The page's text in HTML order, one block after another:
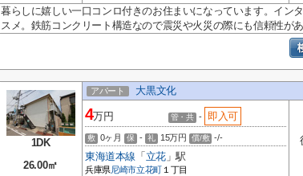
暮らしに嬉しい一口コンロ付きのお住まいになっています。イン
スメ。鉄筋コンクリート構造なので震災や火災の際にも信頼性が
1DK
26.00㎡
アパート 大黒文化
4万円 管・共 - 即入可
敷 0ヶ月 保 - 礼 15万円 償/敷 -/-
東海道本線 「 立花」駅
兵庫県尼崎市立花町 １丁目